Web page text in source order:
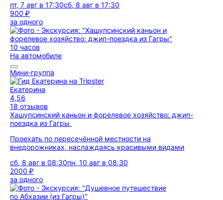
пт, 7 авг в 17:30сб, 8 авг в 17:30
900 ₽
за одного
10 часов
На автомобиле
Мини-группа
Екатерина
4,56
18 отзывов
Хашупсинский каньон и форелевое хозяйство: джип-
поездка из Гагры
Проехать по пересечённой местности на
внедорожниках, наслаждаясь красивыми видами
сб, 8 авг в 08:30пн, 10 авг в 08:30
2000 ₽
за одного